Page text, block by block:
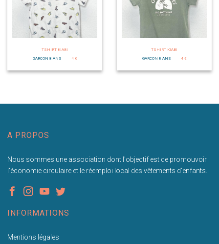
TSHIRT KIABI
GARÇON 8 ANS
4 €
TSHIRT KIABI
GARÇON 8 ANS
4 €
A PROPOS
Nous sommes une association dont l'objectif est de promouvoir
l'économie circulaire et le réemploi local des vêtements d'enfants.
INFORMATIONS
Mentions légales